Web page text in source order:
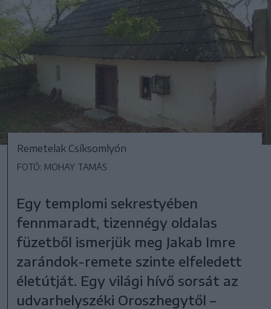
Remetelak Csíksomlyón
FOTÓ: MOHAY TAMÁS
Egy templomi sekrestyében
fennmaradt, tizennégy oldalas
füzetből ismerjük meg Jakab Imre
zarándok-remete szinte elfeledett
életútját. Egy világi hívő sorsát az
udvarhelyszéki Oroszhegytől –